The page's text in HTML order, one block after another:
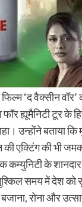
‘द वैक्सीन
ह्यूमैनिटी टूर के
उन्होंने बताया
की एक्टिंग की भी
कम्युनिटी के
समय में देश को
रोना और